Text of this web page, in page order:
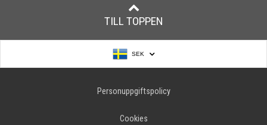
TILL TOPPEN
SEK
Personuppgiftspolicy
Cookies